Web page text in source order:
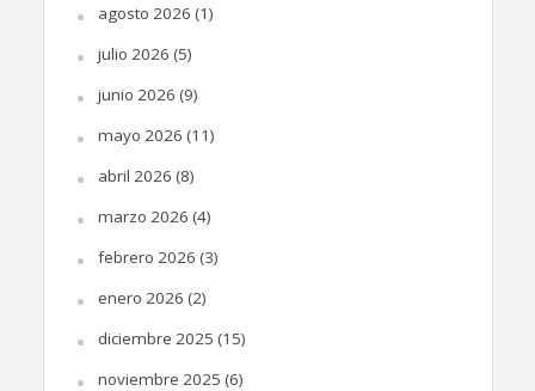
agosto 2026 (1)
julio 2026 (5)
junio 2026 (9)
mayo 2026 (11)
abril 2026 (8)
marzo 2026 (4)
febrero 2026 (3)
enero 2026 (2)
diciembre 2025 (15)
noviembre 2025 (6)